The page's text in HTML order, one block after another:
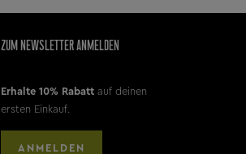
ZUM NEWSLETTER ANMELDEN
Erhalte 10% Rabatt auf deinen
ersten Einkauf.
ANMELDEN